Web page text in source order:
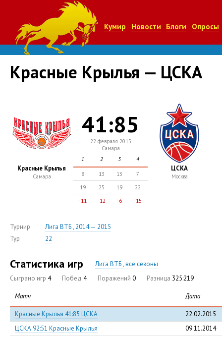
Кумир Новости Блоги Опросы
Красные Крылья — ЦСКА
Красные Крылья
Самара
41:85
22 февраля 2015
Самара
1
2 3 4
8 13 13
7
19
25 19
22
-11
-12 -6 -15
ЦСКА
Москва
Турнир
Лига ВТБ , 2014 — 2015
Тур
22
Статистика игр
Лига ВТБ , все сезоны
Сыграно игр 4 Побед 4 Поражений 0 Разница 325:219
Матч Дата
Красные Крылья 41:85 ЦСКА
22.02.2015
ЦСКА 92:51 Красные Крылья
09.11.2014